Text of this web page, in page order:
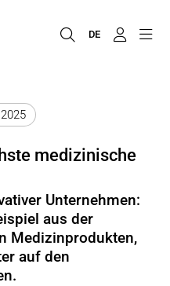
DE
medizinische
Unternehmen:
aus der
Medizinprodukten,
auf den